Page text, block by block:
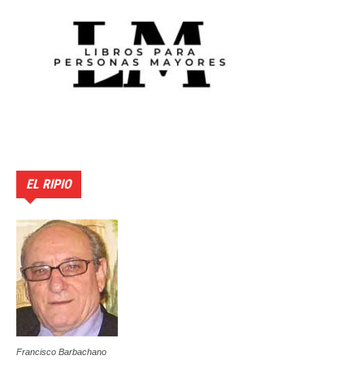
EL RIPIO
Francisco Barbachano